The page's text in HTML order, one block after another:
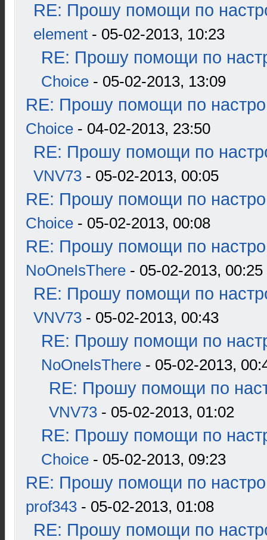
RE: Прошу помощи по
element - 05-02-2013, 10:23
RE: Прошу помощи по
Choice - 05-02-2013, 13:09
RE: Прошу помощи по
Choice - 04-02-2013, 23:50
RE: Прошу помощи по
VNV73 - 05-02-2013, 00:05
RE: Прошу помощи по
Choice - 05-02-2013, 00:08
RE: Прошу помощи по
NoOneIsThere - 05-02-2013, 00:25
RE: Прошу помощи по
VNV73 - 05-02-2013, 00:43
RE: Прошу помощи по
NoOneIsThere - 05-02-2013,
RE: Прошу помощи по
VNV73 - 05-02-2013, 01:02
RE: Прошу помощи по
Choice - 05-02-2013, 09:23
RE: Прошу помощи по
prof343 - 05-02-2013, 01:08
RE: Прошу помощи по